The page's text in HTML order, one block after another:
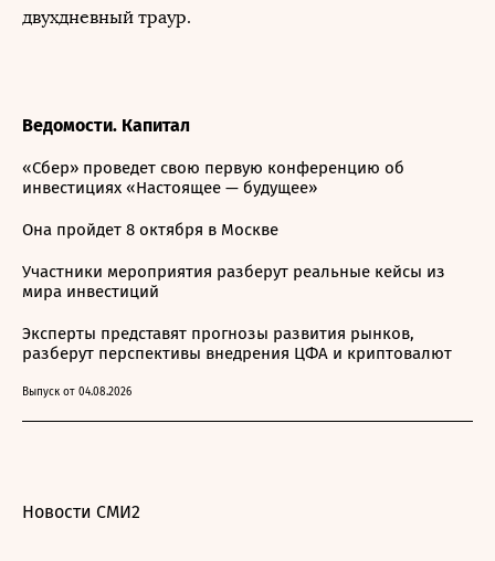
двухдневный траур.
Ведомости. Капитал
«Сбер» проведет свою первую конференцию об
инвестициях «Настоящее — будущее»
Она пройдет 8 октября в Москве
Участники мероприятия разберут реальные кейсы из
мира инвестиций
Эксперты представят прогнозы развития рынков,
разберут перспективы внедрения ЦФА и криптовалют
Выпуск от 04.08.2026
Новости СМИ2